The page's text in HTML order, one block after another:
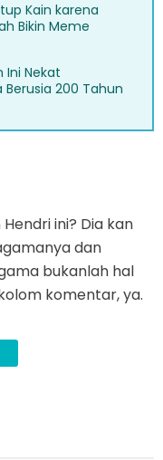
Kain karena
Bikin Meme
Ini Nekat
200 Tahun
ini? Dia kan
dan
bukanlah hal
komentar, ya.